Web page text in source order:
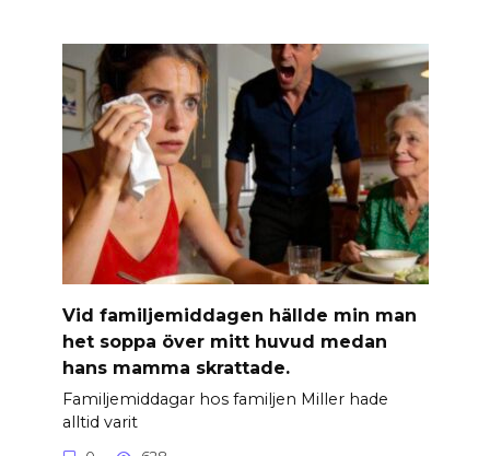
Vid familjemiddagen hällde min man
het soppa över mitt huvud medan
hans mamma skrattade.
Familjemiddagar hos familjen Miller hade
alltid varit